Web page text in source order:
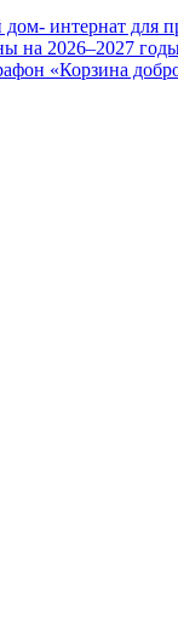
интернат для
на 2026–2027
«Корзина